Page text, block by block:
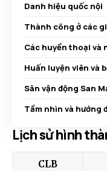
Danh hiệu quốc nội
Thành công ở các
Các huyền thoại và
Huấn luyện viên và
Sân vận động San
Tầm nhìn và hướng
Lịch sử hình
CLB